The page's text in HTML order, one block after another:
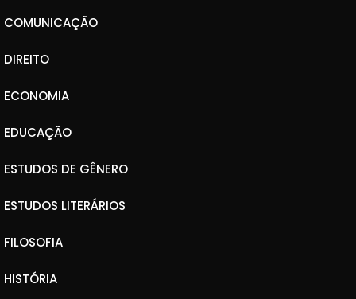
COMUNICAÇÃO
DIREITO
ECONOMIA
EDUCAÇÃO
ESTUDOS DE GÊNERO
ESTUDOS LITERÁRIOS
FILOSOFIA
HISTÓRIA